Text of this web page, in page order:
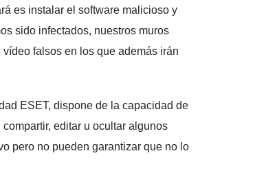
es instalar el software malicioso y
sido infectados, nuestros muros
falsos en los que además irán
ESET, dispone de la capacidad de
editar u ocultar algunos
pero no pueden garantizar que no lo